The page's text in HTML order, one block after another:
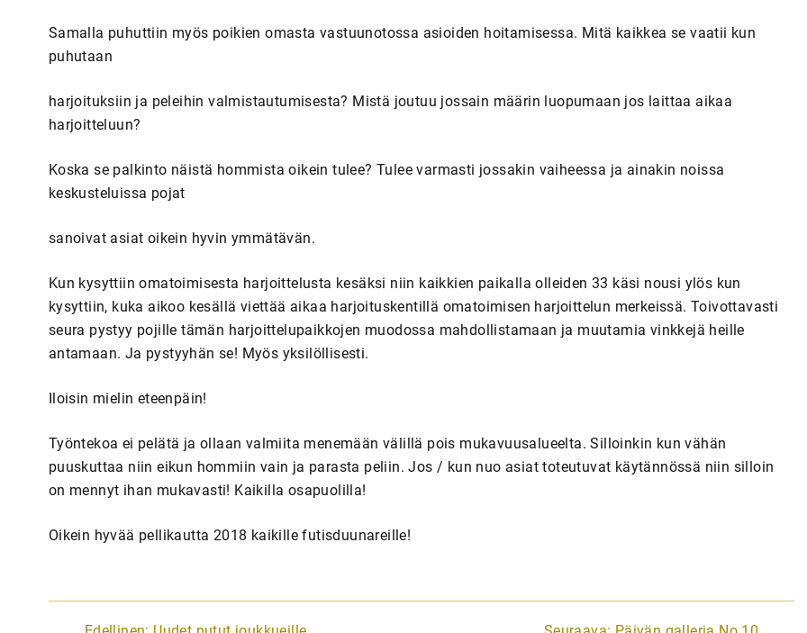
Samalla puhuttiin myös poikien omasta vastuunotossa asioiden hoitamisessa. Mitä kaikkea se vaatii kun
puhutaan
harjoituksiin ja peleihin valmistautumisesta? Mistä joutuu jossain määrin luopumaan jos laittaa aikaa
harjoitteluun?
Koska se palkinto näistä hommista oikein tulee? Tulee varmasti jossakin vaiheessa ja ainakin noissa
keskusteluissa pojat
sanoivat asiat oikein hyvin ymmätävän.
Kun kysyttiin omatoimisesta harjoittelusta kesäksi niin kaikkien paikalla olleiden 33 käsi nousi ylös kun
kysyttiin, kuka aikoo kesällä viettää aikaa harjoituskentillä omatoimisen harjoittelun merkeissä. Toivottavasti
seura pystyy pojille tämän harjoittelupaikkojen muodossa mahdollistamaan ja muutamia vinkkejä heille
antamaan. Ja pystyyhän se! Myös yksilöllisesti.
Iloisin mielin eteenpäin!
Työntekoa ei pelätä ja ollaan valmiita menemään välillä pois mukavuusalueelta. Silloinkin kun vähän
puuskuttaa niin eikun hommiin vain ja parasta peliin. Jos / kun nuo asiat toteutuvat käytännössä niin silloin
on mennyt ihan mukavasti! Kaikilla osapuolilla!
Oikein hyvää pellikautta 2018 kaikille futisduunareille!